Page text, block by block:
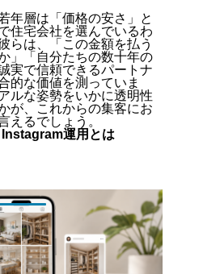
年層は「価格の安さ」と
住宅会社を選んでいるわ
らは、「この金額を払う
」「自分たちの数十年の
実で信頼できるパートナ
的な価値を測っていま
ルな姿勢をいかに透明性
が、これからの集客にお
えるでしょう。
運用とは